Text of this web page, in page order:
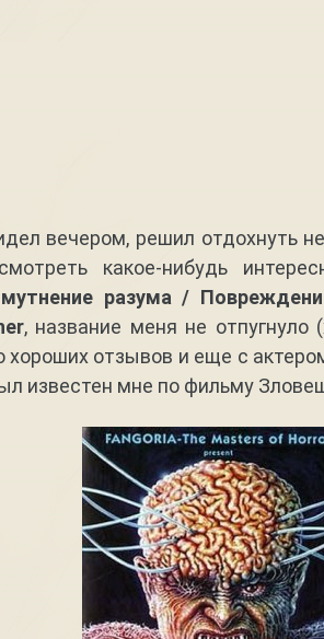
вечером, решил отдохнуть
какое-нибудь
разума /
, название меня не отпугнуло
хороших отзывов и еще с
известен мне по фильму